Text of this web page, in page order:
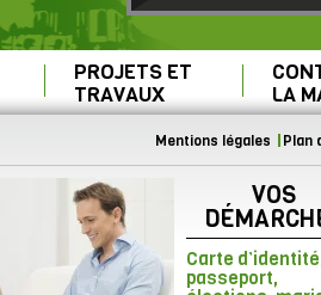
PROJETS ET
TRAVAUX LA
Mentions légales Plan
VOS
Carte
passeport,